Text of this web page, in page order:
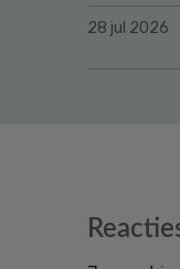
28 jul 2026